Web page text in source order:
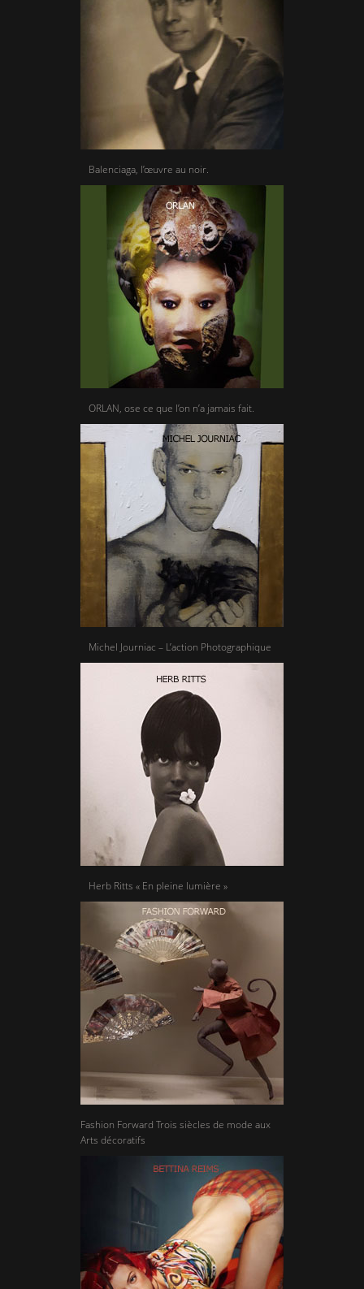
Balenciaga, l’œuvre au noir.
ORLAN, ose ce que l’on n’a jamais fait.
Michel Journiac – L’action Photographique
Herb Ritts « En pleine lumière »
Fashion Forward Trois siècles de mode aux
Arts décoratifs